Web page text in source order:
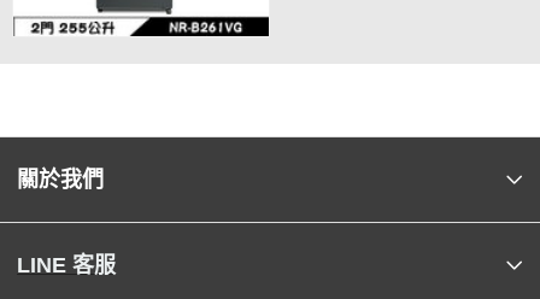
關於我們
LINE 客服